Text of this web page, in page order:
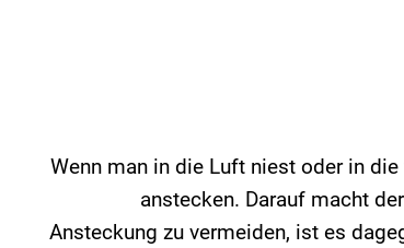
Wenn man in die Luft niest oder in
anstecken. Darauf macht
Ansteckung zu vermeiden, ist es